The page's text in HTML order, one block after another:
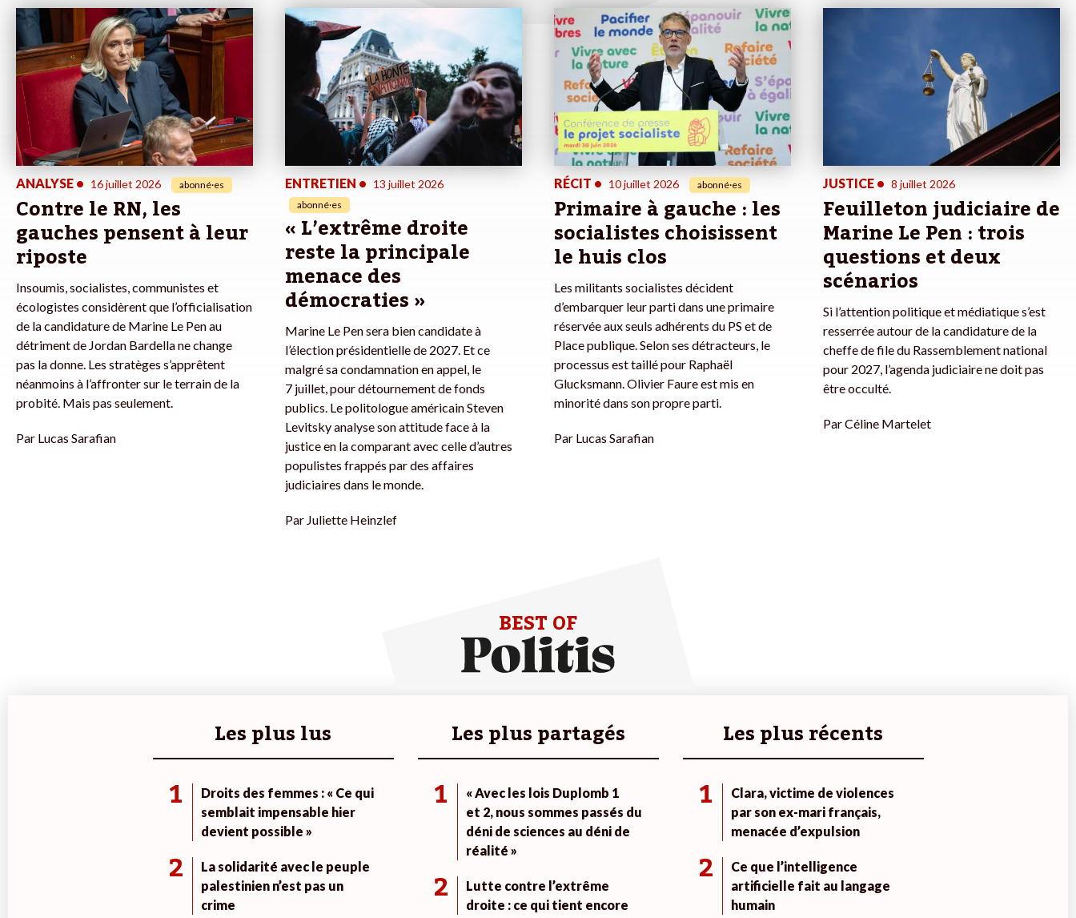
ANALYSE • 16 juillet 2026 abonné·es
Contre le RN, les
gauches pensent à leur
riposte
Insoumis, socialistes, communistes et
écologistes considèrent que l’officialisation
de la candidature de Marine Le Pen au
détriment de Jordan Bardella ne change
pas la donne. Les stratèges s’apprêtent
néanmoins à l’affronter sur le terrain de la
probité. Mais pas seulement.
Par Lucas Sarafian
ENTRETIEN • 13 juillet 2026
abonné·es
« L’extrême droite
reste la principale
menace des
démocraties »
Marine Le Pen sera bien candidate à
l’élection présidentielle de 2027. Et ce
malgré sa condamnation en appel, le
7 juillet, pour détournement de fonds
publics. Le politologue américain Steven
Levitsky analyse son attitude face à la
justice en la comparant avec celle d’autres
populistes frappés par des affaires
judiciaires dans le monde.
Par Juliette Heinzlef
RÉCIT • 10 juillet 2026 abonné·es
Primaire à gauche : les
socialistes choisissent
le huis clos
Les militants socialistes décident
d’embarquer leur parti dans une primaire
réservée aux seuls adhérents du PS et de
Place publique. Selon ses détracteurs, le
processus est taillé pour Raphaël
Glucksmann. Olivier Faure est mis en
minorité dans son propre parti.
Par Lucas Sarafian
JUSTICE • 8 juillet 2026
Feuilleton judiciaire de
Marine Le Pen : trois
questions et deux
scénarios
Si l’attention politique et médiatique s’est
resserrée autour de la candidature de la
cheffe de file du Rassemblement national
pour 2027, l’agenda judiciaire ne doit pas
être occulté.
ParCéline Martelet
BEST OF
Les plus lus
1
Droits des femmes : « Ce qui
semblait impensable hier
devient possible »
2
La solidarité avec le peuple
palestinien n’est pas un
crime
Les plus partagés
1
« Avec les lois Duplomb 1
et 2, nous sommes passés du
déni de sciences au déni de
réalité »
2
Lutte contre l’extrême
droite : ce qui tient encore
Les plus récents
1
Clara, victime de violences
par son ex-mari français,
menacée d’expulsion
2
Ce que l’intelligence
artificielle fait au langage
humain